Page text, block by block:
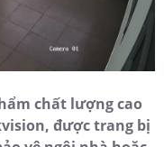
chất lượng cao
được trang bị